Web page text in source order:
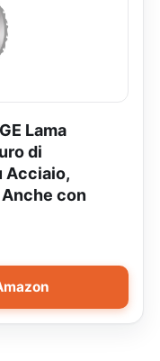
Lama
di
Acciaio,
con